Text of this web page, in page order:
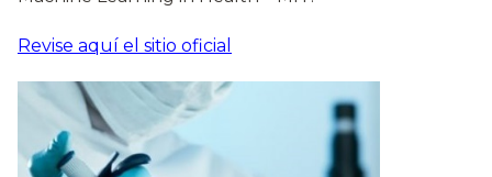
Revise aquí el sitio oficial